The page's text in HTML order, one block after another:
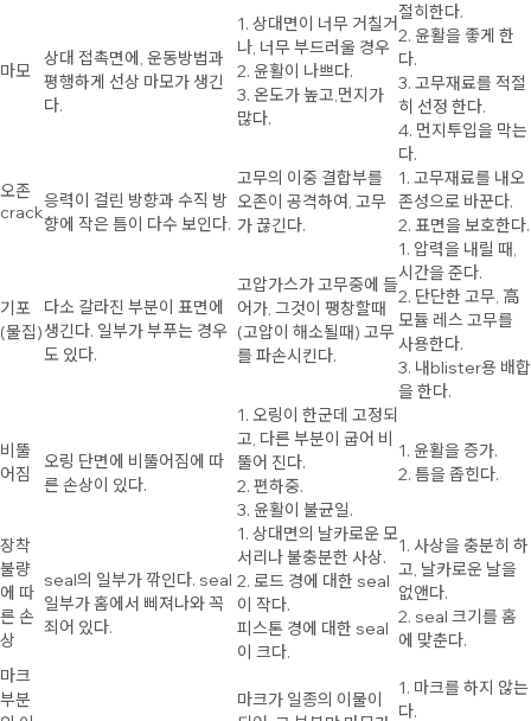
마모
상대 접촉면에, 운동방법과
평행하게 선상 마모가 생긴
다.
1. 상대면이 너무 거칠거
나, 너무 부드러울 경우
2. 윤활이 나쁘다.
3. 온도가 높고,먼지가
많다.
절히한다.
2. 윤활을 좋게 한
다.
3. 고무재료를 적절
히 선정 한다.
4. 먼지투입을 막는
다.
오존
crack
응력이 걸린 방향과 수직 방
향에 작은 틈이 다수 보인다.
고무의 이중 결합부를
오존이 공격하여, 고무
가 끊긴다.
1. 고무재료를 내오
존성으로 바꾼다.
2. 표면을 보호한다.
기포
(물집)
다소 갈라진 부분이 표면에
생긴다. 일부가 부푸는 경우
도 있다.
고압가스가 고무중에 들
어가, 그것이 팽창할때
(고압이 해소될때) 고무
를 파손시킨다.
1. 압력을 내릴 때,
시간을 준다.
2. 단단한 고무, 高
모듈 레스 고무를
사용한다.
3. 내blister용 배합
을 한다.
비뚤
어짐
오링 단면에 비뚤어짐에 따
른 손상이 있다.
1. 오링이 한군데 고정되
고, 다른 부분이 굽어 비
뚤어 진다.
2. 편하중.
3. 윤활이 불균일.
1. 윤활을 증가.
2. 틈을 좁힌다.
장착
불량
에 따
른 손
상
seal의 일부가 깎인다. seal
일부가 홈에서 삐져나와 꼭
죄어 있다.
1. 상대면의 날카로운 모
서리나 불충분한 사상.
2. 로드 경에 대한 seal
이 작다.
피스톤 경에 대한 seal
이 크다.
1. 사상을 충분히 하
고, 날카로운 날을
없앤다.
2. seal 크기를 홈
에 맞춘다.
마크
부분
마크가 일종의 이물이
1. 마크를 하지 않는
다.